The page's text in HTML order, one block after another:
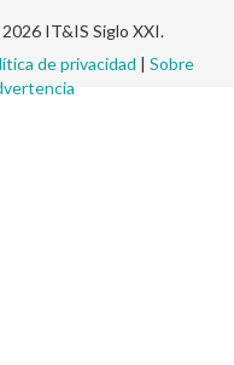
IT&IS Siglo XXI.
de privacidad | Sobre